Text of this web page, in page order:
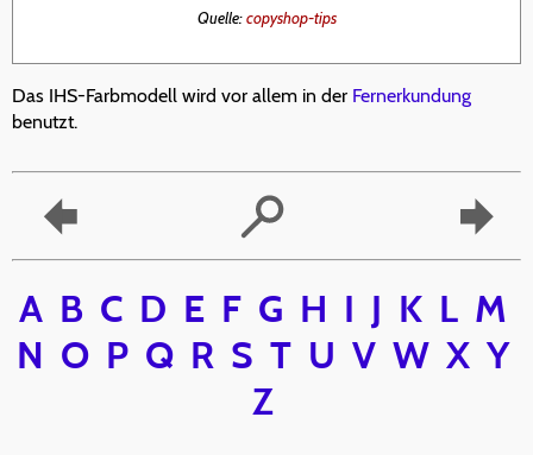
Quelle:copyshop-tips
Das IHS-Farbmodell wird vor allem in der Fernerkundung
benutzt.
A B C D E F G H I J K L M
N O P Q R S T U V W X Y
Z